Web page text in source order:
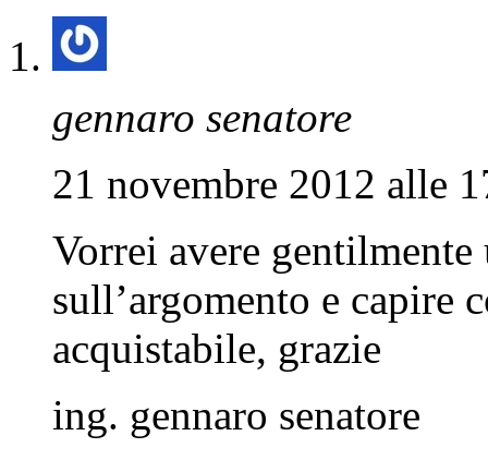
gennaro senatore
21 novembre 2012 alle
Vorrei avere
sull’argomento e capire
acquistabile, grazie
ing. gennaro senatore